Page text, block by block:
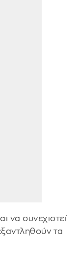
να συνεχιστεί
τα